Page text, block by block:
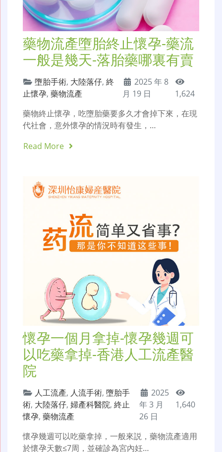
藥物流產墮胎終止懷孕-藥流
一般是幾天-落胎藥哪裏有賣
墮胎手術, 大陸落仔, 終
止懷孕, 藥物流產
2025 年 8
月 19 日
1,624
藥物終止懷孕，吃墮胎藥要多久才會掉下來，在現
代社會，意外懷孕的情況時有發生，…
Read More
懷孕一個月拿掉-懷孕幾週可
以吃藥拿掉-香港人工流產醫
院
人工流產, 人流手術, 墮胎手
術, 大陸落仔, 婦產科醫院, 終止
懷孕, 藥物流產
2025
年 3 月
26 日
1,640
懷孕幾週可以吃藥拿掉，一般來説，藥物流產適用
於懷孕天數≤7周，並確診為宮內妊…